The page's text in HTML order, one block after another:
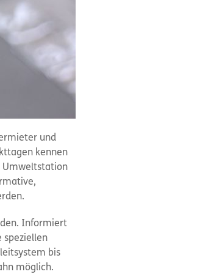
und
kennen
Umweltstation
Informiert
speziellen
bis
möglich.